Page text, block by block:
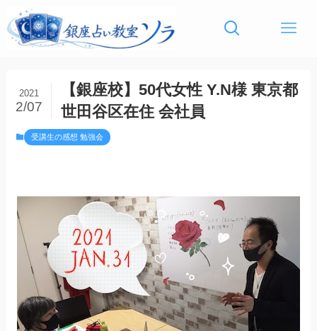
【銀座校】50代女性 Y.N様 東京都
世田谷区在住 会社員
2021
2/07
受講生の感想 勉強会